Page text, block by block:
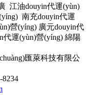
江油douyin代運(yùn)
南充douyin代運
營(yíng) 廣元douyin代
代運(yùn)營(yíng) 綿陽
匯萊科技有限公